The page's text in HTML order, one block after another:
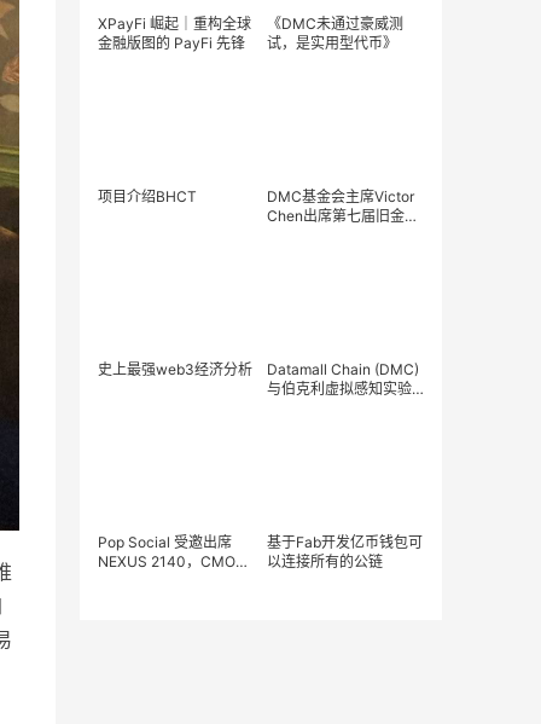
XPayFi 崛起｜重构全球
金融版图的 PayFi 先锋
《DMC未通过豪威测
试，是实用型代币》
项目介绍BHCT
DMC基金会主席Victor
Chen出席第七届旧金山
史上最强web3经济分析
Datamall Chain (DMC)
与伯克利虚拟感知实验
Pop Social 受邀出席
NEXUS 2140，CMO
基于Fab开发亿币钱包可
以连接所有的公链